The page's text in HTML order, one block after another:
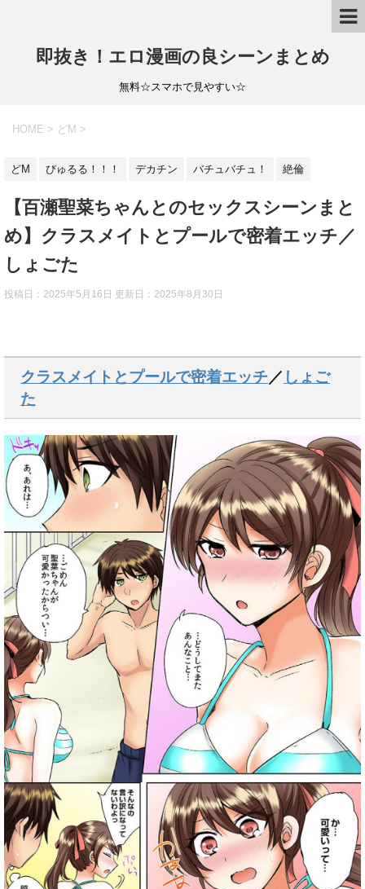
即抜き！エロ漫画の良シーンまとめ
無料☆スマホで見やすい☆
HOME > どM >
どM びゅるる！！！ デカチン バチュバチュ！ 絶倫
【百瀬聖菜ちゃんとのセックスシーンまと
め】クラスメイトとプールで密着エッチ／
しょごた
投稿日：2025年5月16日 更新日： 2025年8月30日
クラスメイトとプールで密着エッチ／ しょご
た